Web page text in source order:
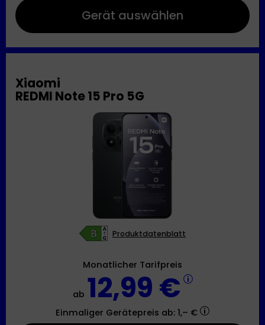
Gerät auswählen
Xiaomi
REDMI Note 15 Pro 5G
Produktdatenblatt
Monatlicher Tarifpreis
ab 12,99 €
Einmaliger Gerätepreis ab: 1,– €